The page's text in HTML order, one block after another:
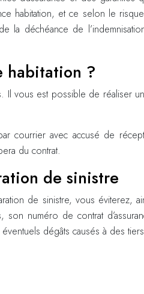
habitation, et ce selon le
la déchéance de
habitation ?
Il vous est possible de
courrier avec accusé de
du contrat.
de sinistre
de sinistre, vous éviterez,
numéro de contrat
dégâts causés à des